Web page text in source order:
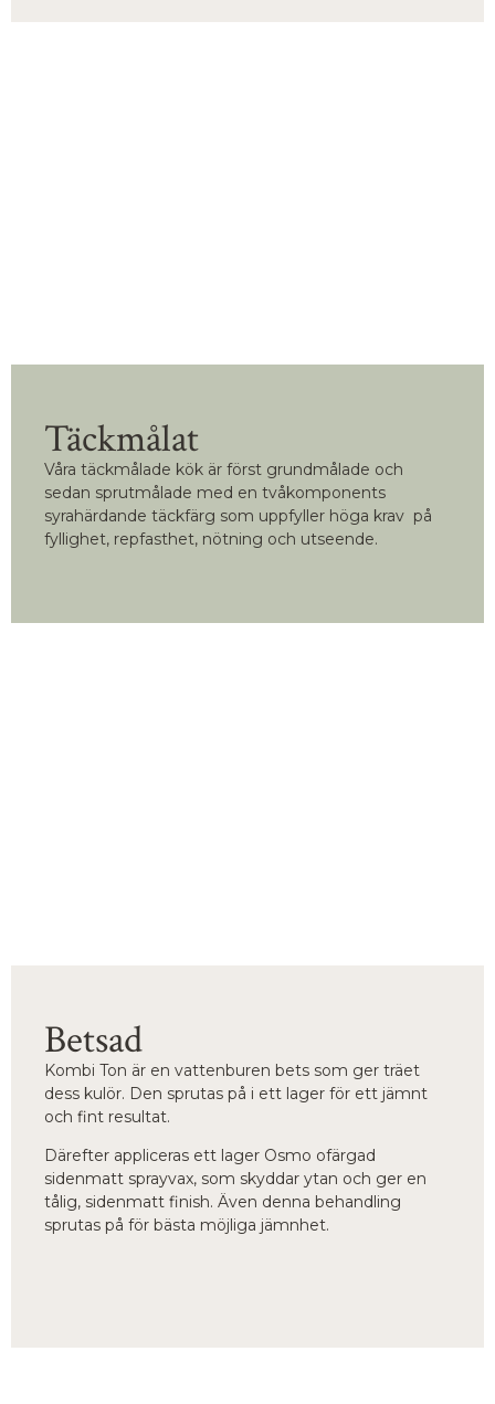
Täckmålat
Våra täckmålade kök är först grundmålade och
sedan sprutmålade med en tvåkomponents
syrahärdande täckfärg som uppfyller höga krav på
fyllighet, repfasthet, nötning och utseende.
Betsad
Kombi Ton är en vattenburen bets som ger träet
dess kulör. Den sprutas på i ett lager för ett jämnt
och fint resultat.
Därefter appliceras ett lager Osmo ofärgad
sidenmatt sprayvax, som skyddar ytan och ger en
tålig, sidenmatt finish. Även denna behandling
sprutas på för bästa möjliga jämnhet.